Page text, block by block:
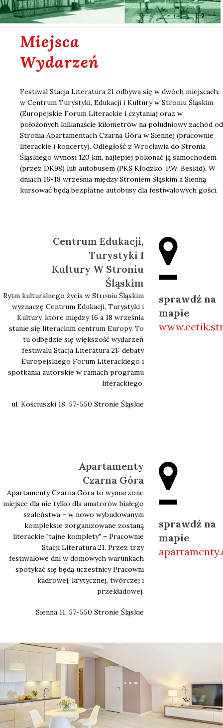
Miejsca
Wydarzeń
Festiwal Stacja Literatura 21 odbywa się w dwóch miejscach:
w Centrum Turystyki, Edukacji i Kultury w Stroniu Śląskim
(Europejskie Forum Literackie i czytania) oraz w
położonych kilkanaście kilometrów na południowy zachód od
Stronia Apartamentach Czarna Góra w Siennej (pracownie
literackie i koncerty). Odległość z Wrocławia do Stronia
Śląskiego wynosi 120 km, najlepiej pokonać ją samochodem
(przez DK98) lub autobusem (PKS Kłodzko, P.W. Beskid). W
dniach 16-18 września między Stroniem Śląskim a Sienną
kursować będą bezpłatne autobusy dla festiwalowych gości.
Centrum Edukacji,
Turystyki I
Kultury W Stroniu
Śląskim
Rytm kulturalnego życia w Stroniu Śląskim
wyznaczę Centrum Edukacji, Turystyki i
Kultury, które między 16 a 18 września
stanie się literackim centrum Europy. To
tu odbędzie się większość wydarzeń
festiwalu Stacja Literatura 21: debaty
Europejskiego Forum Literackiego i
spotkania autorskie w ramach programu
literackiego.
ul. Kościuszki 18, 57-550 Stronie Śląskie
sprawdź na
mapie
Apartamenty
Czarna Góra
Apartamenty Czarna Góra to wymarzone
miejsce dla nie tylko dla amatorów białego
szaleństwa – w nowo wybudowanym
kompleksie zorganizowane zostaną
literackie "tajne komplety" – Pracownie
Stacji Literatura 21. Przez trzy
festiwalowe dni w domowych warunkach
spotykać się będą uczestnicy Pracowni
kadrowej, krytycznej, twórczej i
przekładowej.
Sienna 11, 57-550 Stronie Śląskie
sprawdź na
mapie